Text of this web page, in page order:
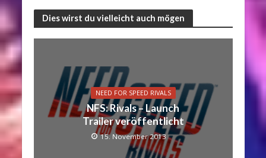
Dies wirst du vielleicht auch mögen
NEED FOR SPEED RIVALS
NFS: Rivals – Launch
Trailer veröffentlicht
15. November 2013